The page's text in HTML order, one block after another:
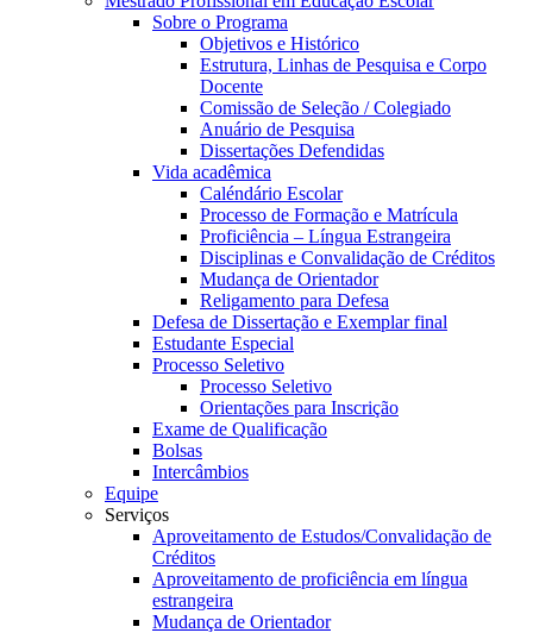
Sobre o Programa
Objetivos e Histórico
Estrutura, Linhas de Pesquisa e Corpo
Docente
Comissão de Seleção / Colegiado
Anuário de Pesquisa
Dissertações Defendidas
Vida acadêmica
Caléndário Escolar
Processo de Formação e Matrícula
Proficiência – Língua Estrangeira
Disciplinas e Convalidação de Créditos
Mudança de Orientador
Religamento para Defesa
Defesa de Dissertação e Exemplar final
Estudante Especial
Processo Seletivo
Processo Seletivo
Orientações para Inscrição
Exame de Qualificação
Bolsas
Intercâmbios
Equipe
Serviços
Aproveitamento de Estudos/Convalidação de
Créditos
Aproveitamento de proficiência em língua
estrangeira
Mudança de Orientador